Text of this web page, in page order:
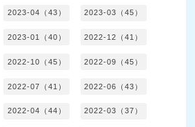
2023-04（43） 2023-03（45）
2023-01（40） 2022-12（41）
2022-10（45） 2022-09（45）
2022-07（41） 2022-06（43）
2022-04（44） 2022-03（37）